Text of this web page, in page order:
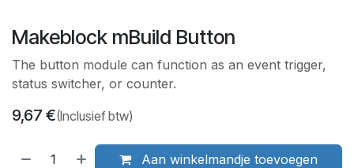
Makeblock mBuild Button
The button module can function as an event trigger,
status switcher, or counter.
9,67 €(Inclusief btw)
Aan winkelmandje toevoegen